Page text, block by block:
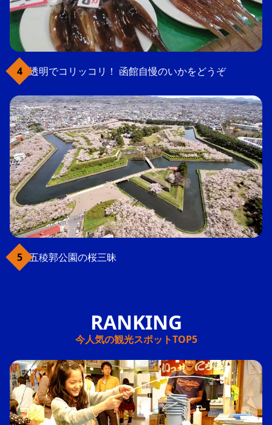
透明でコリッコリ！ 函館自慢のいかをどうぞ
五稜郭公園の桜三昧
今人気の観光スポットTOP5